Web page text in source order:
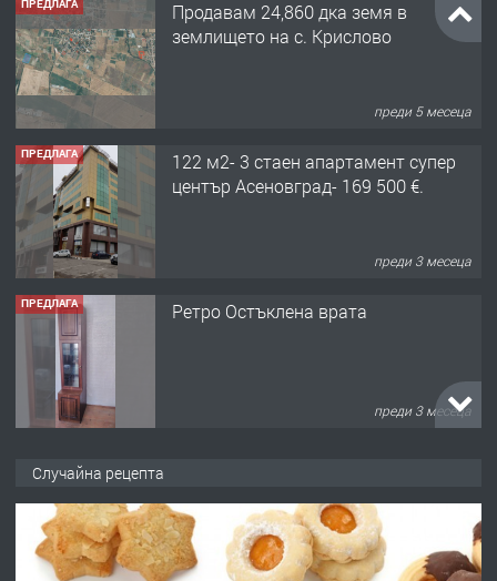
ПРЕДЛАГА
122 м2- 3 стаен апартамент супер
център Асеновград- 169 500 €.
преди 3 месеца
ПРЕДЛАГА Ретро Остъклена врата
преди 3 месеца
ПРЕДЛАГА
🌟HYUNDAI i10 - 2024 | Само 55 лв./
преди 10 месеца
преди 1 година
Случайна рецепта